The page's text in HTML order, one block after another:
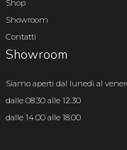
Shop
Showroom
Contatti
Showroom
Siamo aperti dal lunedì al
dalle 08.30 alle 12.30
dalle 14.00 alle 18.00